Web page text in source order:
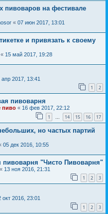
на фестивале
« 07 июн 2017, 13:01
и привязать к своему
« 15 май 2017, 19:28
апр 2017, 13:41
1 2
пивоварня
пиво « 16 фев 2017, 22:12
1 … 14 15 16 17
но частых партий
05 дек 2016, 10:55
пивоварня "Чисто Пивоварня"
« 13 ноя 2016, 21:31
1 2 3
окт 2016, 23:01
1 2 3